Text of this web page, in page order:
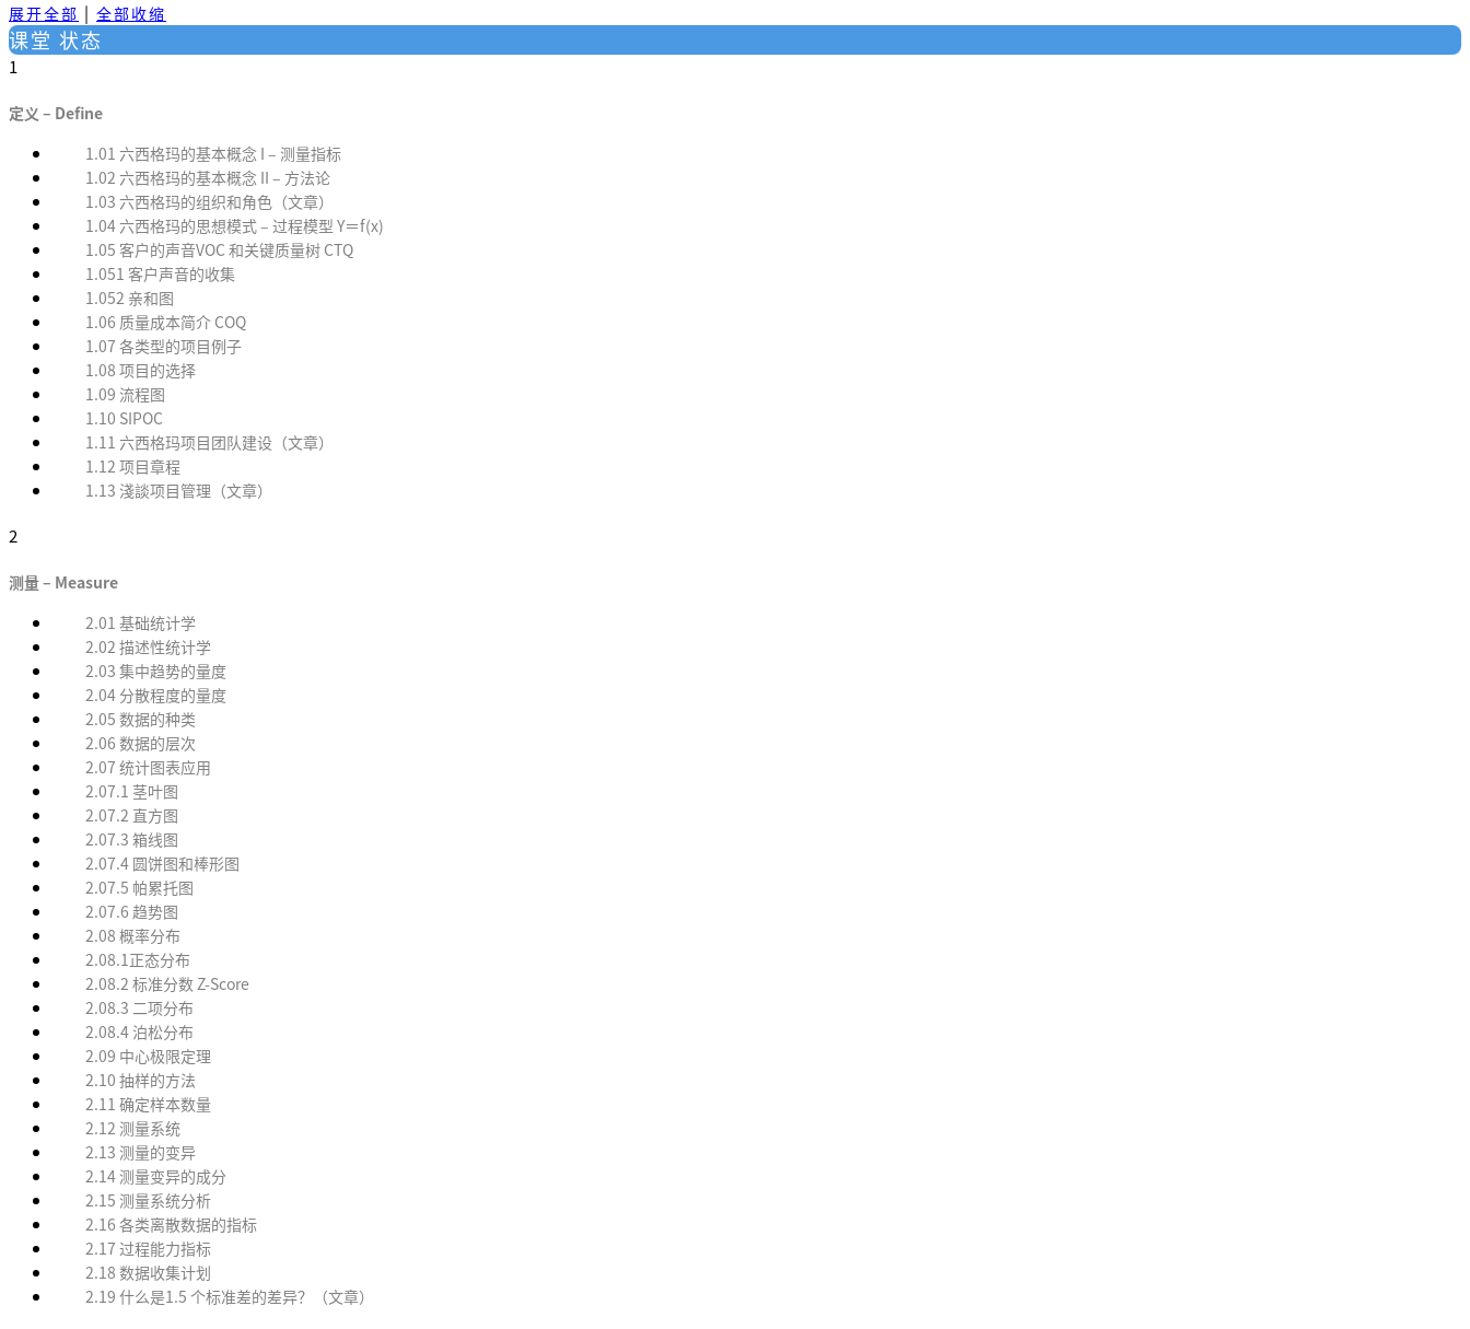
展开全部 | 全部收缩
课堂 状态
1
定义 – Define
1.01 六西格玛的基本概念 I – 测量指标
1.02 六西格玛的基本概念 II – 方法论
1.03 六西格玛的组织和角色（文章）
1.04 六西格玛的思想模式 – 过程模型 Y＝f(x)
1.05 客户的声音VOC 和关键质量树 CTQ
1.051 客户声音的收集
1.052 亲和图
1.06 质量成本简介 COQ
1.07 各类型的项目例子
1.08 项目的选择
1.09 流程图
1.10 SIPOC
1.11 六西格玛项目团队建设（文章）
1.12 项目章程
1.13 淺談项目管理（文章）
2
测量 – Measure
2.01 基础统计学
2.02 描述性统计学
2.03 集中趋势的量度
2.04 分散程度的量度
2.05 数据的种类
2.06 数据的层次
2.07 统计图表应用
2.07.1 茎叶图
2.07.2 直方图
2.07.3 箱线图
2.07.4 圆饼图和棒形图
2.07.5 帕累托图
2.07.6 趋势图
2.08 概率分布
2.08.1正态分布
2.08.2 标准分数 Z-Score
2.08.3 二项分布
2.08.4 泊松分布
2.09 中心极限定理
2.10 抽样的方法
2.11 确定样本数量
2.12 测量系统
2.13 测量的变异
2.14 测量变异的成分
2.15 测量系统分析
2.16 各类离散数据的指标
2.17 过程能力指标
2.18 数据收集计划
2.19 什么是1.5 个标准差的差异？（文章）